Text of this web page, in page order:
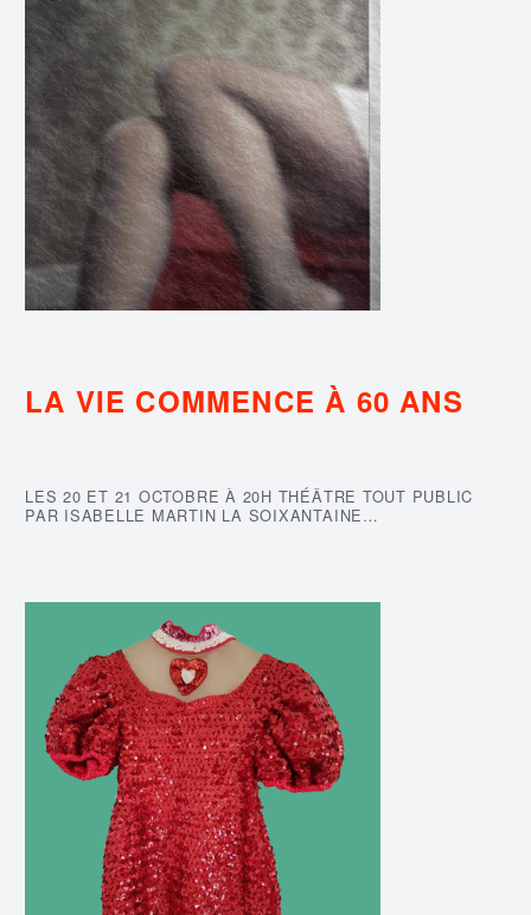
LA VIE COMMENCE À 60 ANS
LES 20 ET 21 OCTOBRE À 20H THÉÂTRE TOUT PUBLIC
PAR ISABELLE MARTIN LA SOIXANTAINE…